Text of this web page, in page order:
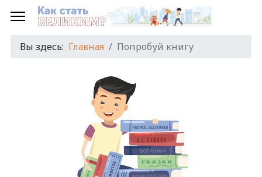
Вы здесь: Главная Попробуй книгу